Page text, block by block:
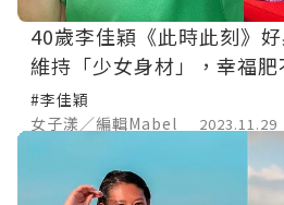
40歲李佳穎《此時此刻》
維持「少女身材」，幸福肥
#李佳穎
女子漾／編輯Mabel
2023.11.29